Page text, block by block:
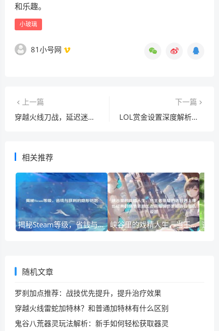
和乐趣。
小玻璃
81小号网
上一篇
穿越火线刀战，延迟迷雾下的竞技体验与公平难题
下一篇
LOL赏金设置深度解析，机制、策略与最低设置方法
相关推荐
揭秘Steam等级，省钱与获利的隐形钥匙 峡谷里的戏精人生，当王者荣耀的语音遇上那些经典的情节套路王者荣耀情节套路语音怎么设置
随机文章
罗刹加点推荐：战技优先提升，提升治疗效果
穿越火线雷蛇加特林？和普通加特林有什么区别
鬼谷八荒器灵玩法解析：新手如何轻松获取器灵